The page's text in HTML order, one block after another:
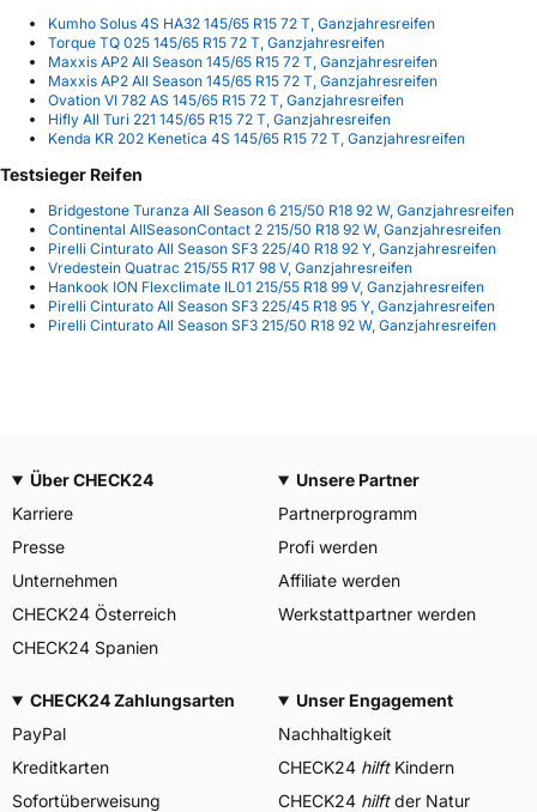
Kumho Solus 4S HA32 145/65 R15 72 T, Ganzjahresreifen
Torque TQ 025 145/65 R15 72 T, Ganzjahresreifen
Maxxis AP2 All Season 145/65 R15 72 T, Ganzjahresreifen
Maxxis AP2 All Season 145/65 R15 72 T, Ganzjahresreifen
Ovation VI 782 AS 145/65 R15 72 T, Ganzjahresreifen
Hifly All Turi 221 145/65 R15 72 T, Ganzjahresreifen
Kenda KR 202 Kenetica 4S 145/65 R15 72 T, Ganzjahresreifen
Testsieger Reifen
Bridgestone Turanza All Season 6 215/50 R18 92 W, Ganzjahresreifen
Continental AllSeasonContact 2 215/50 R18 92 W, Ganzjahresreifen
Pirelli Cinturato All Season SF3 225/40 R18 92 Y, Ganzjahresreifen
Vredestein Quatrac 215/55 R17 98 V, Ganzjahresreifen
Hankook ION Flexclimate IL01 215/55 R18 99 V, Ganzjahresreifen
Pirelli Cinturato All Season SF3 225/45 R18 95 Y, Ganzjahresreifen
Pirelli Cinturato All Season SF3 215/50 R18 92 W, Ganzjahresreifen
Über CHECK24
Karriere
Presse
Unternehmen
CHECK24 Österreich
CHECK24 Spanien
Unsere Partner
Partnerprogramm
Profi werden
Affiliate werden
Werkstattpartner werden
CHECK24 Zahlungsarten
PayPal
Kreditkarten
Sofortüberweisung
Unser Engagement
Nachhaltigkeit
CHECK24 hilftKindern
CHECK24 hilftder Natur